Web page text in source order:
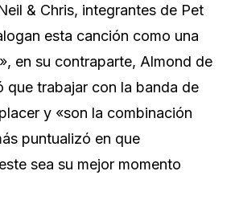
& Chris, integrantes de Pet
esta canción como una
en su contraparte, Almond de
que trabajar con la banda de
y «son la combinación
puntualizó en que
sea su mejor momento